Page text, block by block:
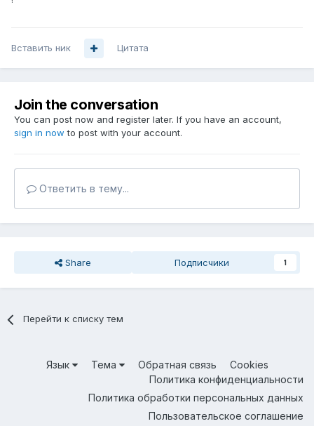
Вставить ник Цитата
Join the conversation
You can post now and register later. If you have an account,
sign in now to post with your account.
Ответить в тему...
Share Подписчики 1
Перейти к списку тем
Язык Тема Обратная связь
Cookies
Политика конфиденциальности
Политика обработки персональных данных
Пользовательское соглашение